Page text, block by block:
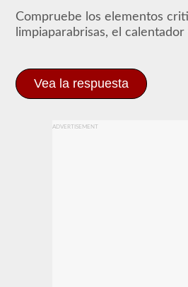
que
necesitará
para
vehículo
comercial,
primero
tendrá
Compruebe los elementos
limpiaparabrisas, el
Vea la respuesta
ADVERTISEMENT